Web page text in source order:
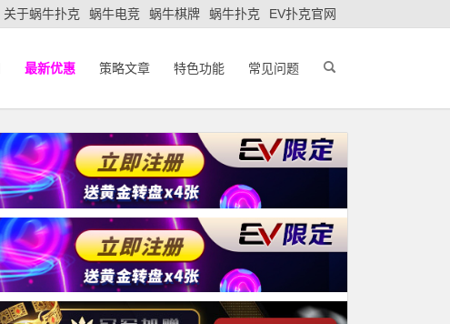
关于蜗牛扑克 蜗牛电竞 蜗牛棋牌 蜗牛扑克 EV扑克官网
最新优惠 策略文章 特色功能 常见问题